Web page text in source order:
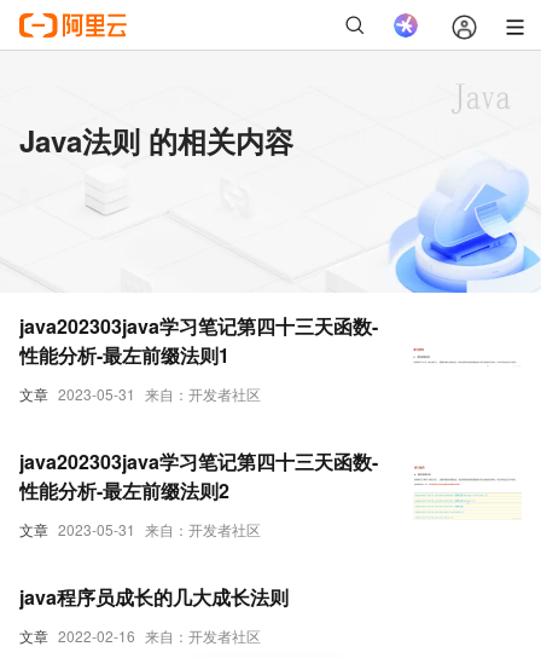
Java法则 的相关内容
文章 2023-05-31 来自：开发者社区
java202303java学习笔记第四十三天函数-
性能分析-最左前缀法则1
文章 2023-05-31 来自：开发者社区
java202303java学习笔记第四十三天函数-
性能分析-最左前缀法则2
文章 2022-02-16 来自：开发者社区
java程序员成长的几大成长法则